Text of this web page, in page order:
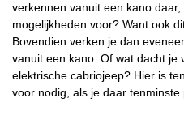
verkennen vanuit een kano
mogelijkheden voor? Want ook
Bovendien verken je dan
vanuit een kano. Of wat dacht je
elektrische cabriojeep? Hier is
voor nodig, als je daar